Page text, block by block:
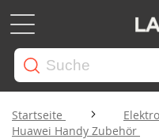
Startseite
Huawei Handy Zubehör